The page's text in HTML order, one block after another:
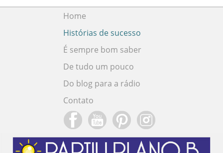
Home
Histórias de sucesso
É sempre bom saber
De tudo um pouco
Do blog para a rádio
Contato